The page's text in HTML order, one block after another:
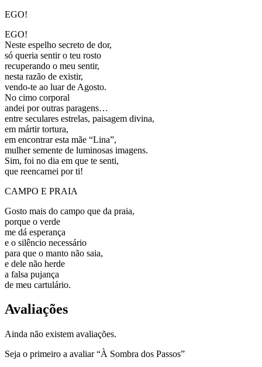
EGO!
EGO!
Neste espelho secreto de dor,
só queria sentir o teu rosto
recuperando o meu sentir,
nesta razão de existir,
vendo-te ao luar de Agosto.
No cimo corporal
andei por outras paragens…
entre seculares estrelas, paisagem divina,
em mártir tortura,
em encontrar esta mãe “Lina”,
mulher semente de luminosas imagens.
Sim, foi no dia em que te senti,
que reencarnei por ti!
CAMPO E PRAIA
Gosto mais do campo que da praia,
porque o verde
me dá esperança
e o silêncio necessário
para que o manto não saia,
e dele não herde
a falsa pujança
de meu cartulário.
Avaliações
Ainda não existem avaliações.
Seja o primeiro a avaliar “À Sombra dos Passos”